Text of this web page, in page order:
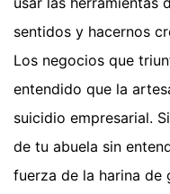
sentidos y hacernos
Los negocios que
entendido que la
suicidio empresarial.
de tu abuela sin
fuerza de la harina de